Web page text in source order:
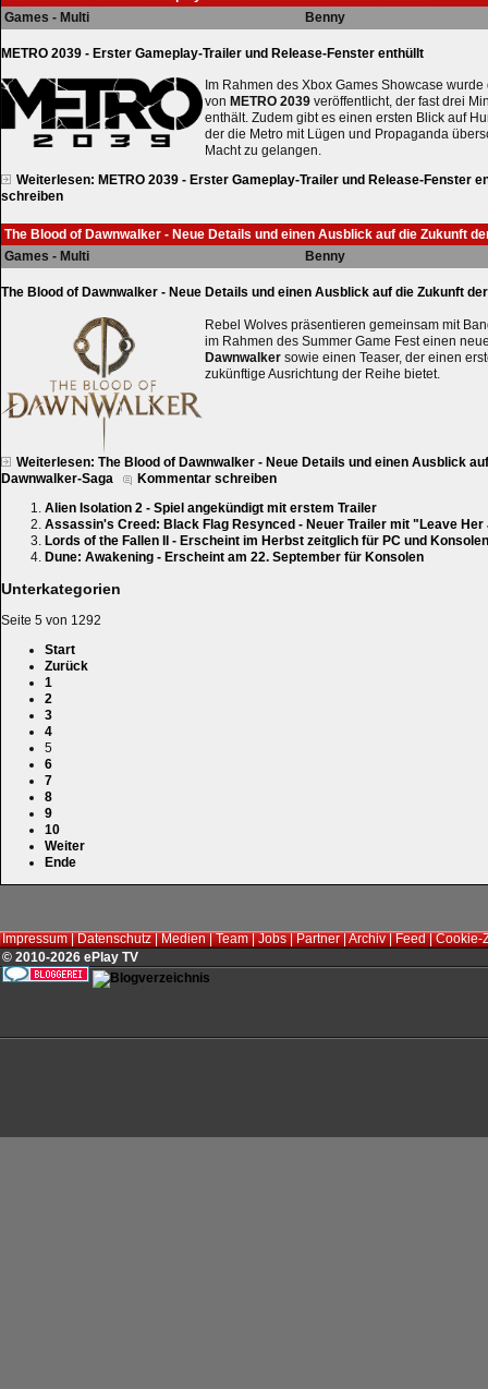
Games - Multi
Benny
METRO 2039 - Erster Gameplay-Trailer und Release-Fenster enthüllt
Im Rahmen des Xbox Games Showcase
von METRO 2039 veröffentlicht, der fast drei
enthält. Zudem gibt es einen ersten Blick auf
der die Metro mit Lügen und Propaganda
Macht zu gelangen.
Weiterlesen: METRO 2039 - Erster Gameplay-Trailer und Release-Fenster
schreiben
The Blood of Dawnwalker - Neue Details und einen Ausblick auf die Zukunft
Games - Multi
Benny
The Blood of Dawnwalker - Neue Details und einen Ausblick auf die Zukunft
Rebel Wolves präsentieren gemeinsam mit
im Rahmen des Summer Game Fest einen
Dawnwalker sowie einen Teaser, der einen
zukünftige Ausrichtung der Reihe bietet.
Weiterlesen: The Blood of Dawnwalker - Neue Details und einen Ausblick
Dawnwalker-Saga
Kommentar schreiben
Alien Isolation 2 - Spiel angekündigt mit erstem Trailer
Assassin's Creed: Black Flag Resynced - Neuer Trailer mit "Leave
Lords of the Fallen II - Erscheint im Herbst zeitglich für PC und Konsolen
Dune: Awakening - Erscheint am 22. September für Konsolen
Unterkategorien
Seite 5 von 1292
Start
Zurück
1
2
3
4
5
6
7
8
9
10
Weiter
Ende
Impressum|Datenschutz|Medien|Team|Jobs|Partner|Archiv|Feed|Cookie-
© 2010-2026 ePlay TV